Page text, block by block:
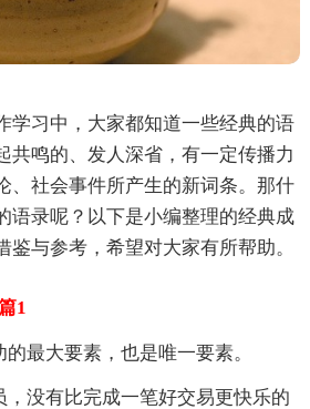
学习中，大家都知道一些经典的语
共鸣的、发人深省，有一定传播力
、社会事件所产生的新词条。那什
语录呢？以下是小编整理的经典成
鉴与参考，希望对大家有所帮助。
1
最大要素，也是唯一要素。
，没有比完成一笔好交易更快乐的